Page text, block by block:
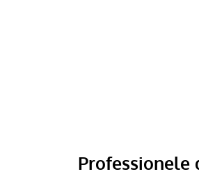
Professionele